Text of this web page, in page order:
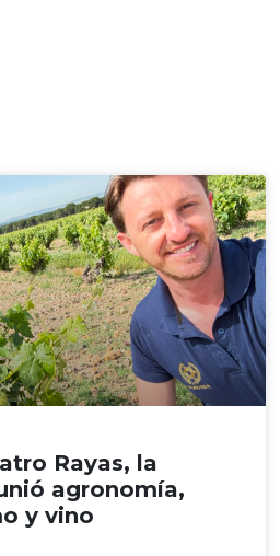
Rayas, la
agronomía,
y vino